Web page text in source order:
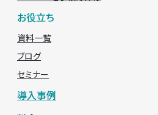
お役立ち
資料一覧
ブログ
セミナー
導入事例